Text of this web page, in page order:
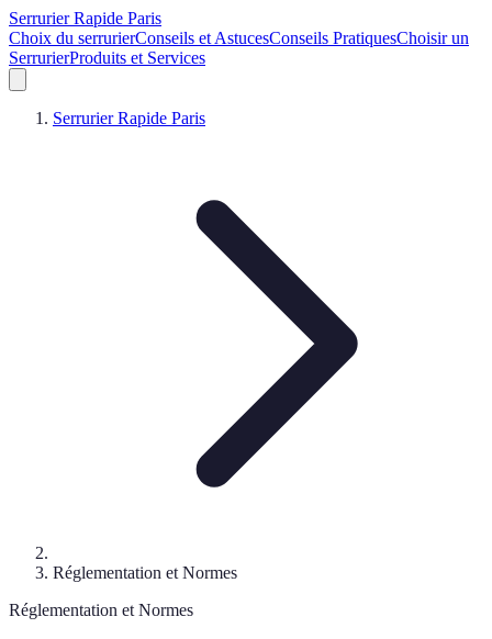
Serrurier Rapide Paris
Choix du serrurierConseils et AstucesConseils PratiquesChoisir un
SerrurierProduits et Services
Serrurier Rapide Paris
Réglementation et Normes
Réglementation et Normes